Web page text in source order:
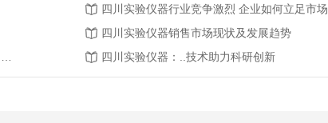
四川实验仪器行业竞争激烈 企业如何立足市场
四川实验仪器销售市场现状及发展趋势
四川实验仪器：..技术助力科研创新